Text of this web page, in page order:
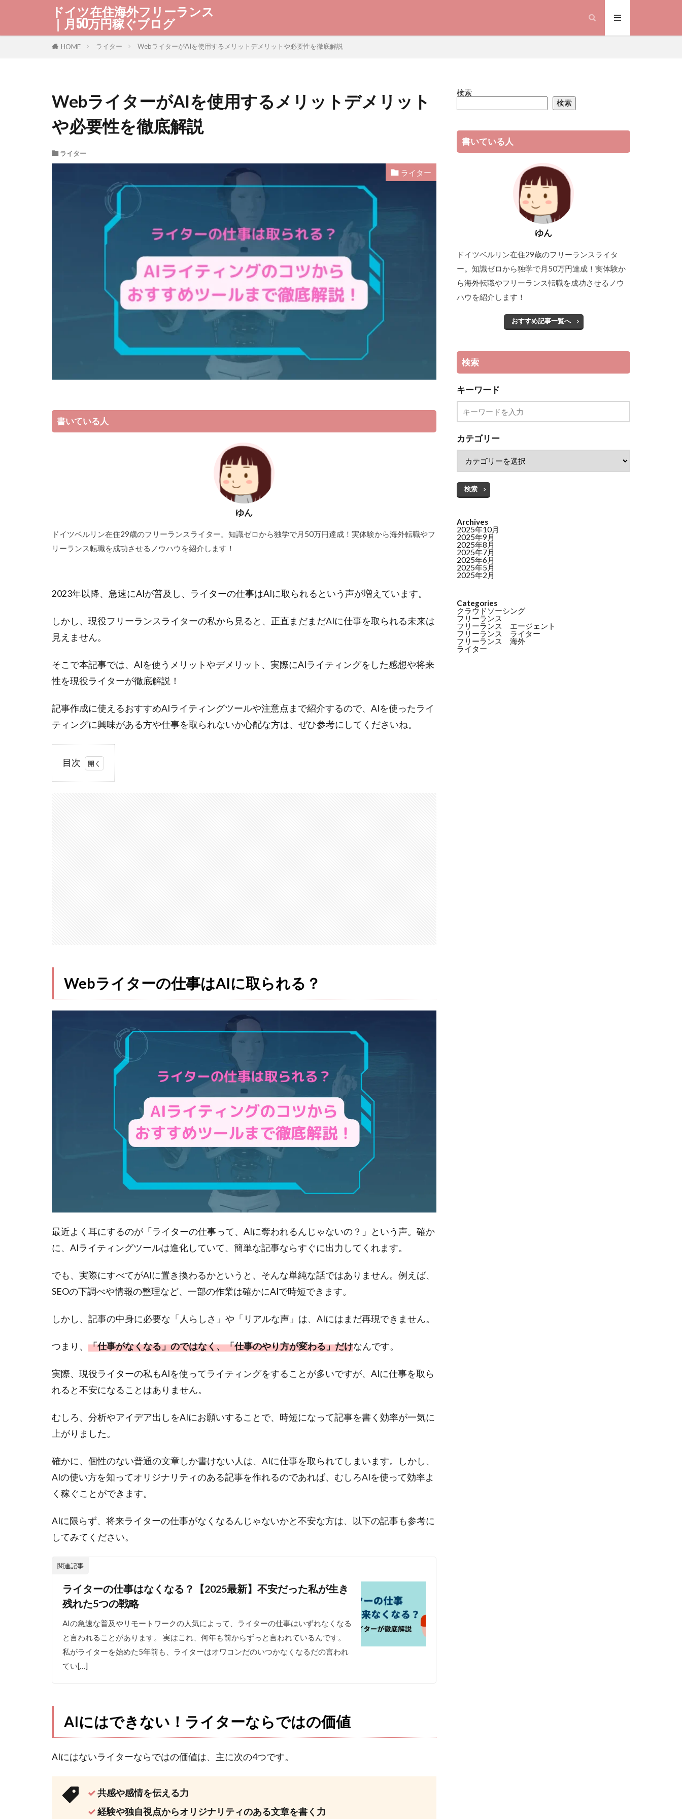
ドイツ在住海外フリーランス
｜月50万円稼ぐブログ
HOME ライター WebライターがAIを使用するメリットデメリットや必要性を徹底解説
WebライターがAIを使用するメリットデメリット
や必要性を徹底解説
ライター
ライター
書いている人
ゆん
ドイツベルリン在住29歳のフリーランスライター。知識ゼロから独学で月50万円達成！実体験から海外転職やフ
リーランス転職を成功させるノウハウを紹介します！
2023年以降、急速にAIが普及し、ライターの仕事はAIに取られるという声が増えています。
しかし、現役フリーランスライターの私から見ると、正直まだまだAIに仕事を取られる未来は
見えません。
そこで本記事では、AIを使うメリットやデメリット、実際にAIライティングをした感想や将来
性を現役ライターが徹底解説！
記事作成に使えるおすすめAIライティングツールや注意点まで紹介するので、AIを使ったライ
ティングに興味がある方や仕事を取られないか心配な方は、ぜひ参考にしてくださいね。
目次
なら
では
の価
ティ
のあ
る文
章を
力
2.3
味の
な文
書く
力
取材
やイ
ー記
事を
書く
力
3
現役
Web
ライ
ター
を使
って
体験
談
3.1
【結
任せ
ると
低品
コン
ツに
なる
Webライターの仕事はAIに取られる？
最近よく耳にするのが「ライターの仕事って、AIに奪われるんじゃないの？」という声。確か
に、AIライティングツールは進化していて、簡単な記事ならすぐに出力してくれます。
でも、実際にすべてがAIに置き換わるかというと、そんな単純な話ではありません。例えば、
SEOの下調べや情報の整理など、一部の作業は確かにAIで時短できます。
しかし、記事の中身に必要な「人らしさ」や「リアルな声」は、AIにはまだ再現できません。
つまり、 「仕事がなくなる」のではなく、「仕事のやり方が変わる」だけなんです。
実際、現役ライターの私もAIを使ってライティングをすることが多いですが、AIに仕事を取ら
れると不安になることはありません。
むしろ、分析やアイデア出しをAIにお願いすることで、時短になって記事を書く効率が一気に
上がりました。
確かに、個性のない普通の文章しか書けない人は、AIに仕事を取られてしまいます。しかし、
AIの使い方を知ってオリジナリティのある記事を作れるのであれば、むしろAIを使って効率よ
く稼ぐことができます。
AIに限らず、将来ライターの仕事がなくなるんじゃないかと不安な方は、以下の記事も参考に
してみてください。
関連記事
ライターの仕事はなくなる？【2025最新】不安だった私が生き
残れた5つの戦略
AIの急速な普及やリモートワークの人気によって、ライターの仕事はいずれなくなる
と言われることがあります。 実はこれ、何年も前からずっと言われているんです。
私がライターを始めた5年前も、ライターはオワコンだのいつかなくなるだの言われ
てい[…]
AIにはできない！ライターならではの価値
AIにはないライターならではの価値は、主に次の4つです。
共感や感情を伝える力
経験や独自視点からオリジナリティのある文章を書く力
検索
検索
書いている人
ゆん
ドイツベルリン在住29歳のフリーランスライタ
ー。知識ゼロから独学で月50万円達成！実体験か
ら海外転職やフリーランス転職を成功させるノウ
ハウを紹介します！
おすすめ記事一覧へ
検索
キーワード
カテゴリー
検索
Archives
2025年10月
2025年9月
2025年8月
2025年7月
2025年6月
2025年5月
2025年2月
Categories
クラウドソーシング
フリーランス
フリーランス エージェント
フリーランス ライター
フリーランス 海外
ライター